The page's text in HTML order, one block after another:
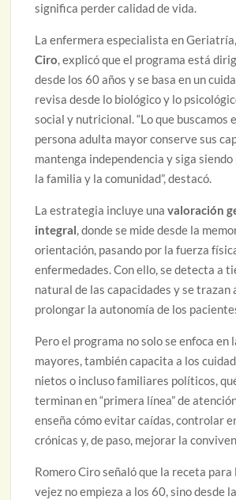
significa perder calidad de vida.
La enfermera especialista en
Ciro, explicó que el programa está
desde los 60 años y se basa en un
revisa desde lo biológico y lo
social y nutricional. “Lo que buscamos
persona adulta mayor conserve sus
mantenga independencia y siga
la familia y la comunidad”, destacó.
La estrategia incluye unavaloración
integral, donde se mide desde la
orientación, pasando por la fuerza
enfermedades. Con ello, se detecta a
natural de las capacidades y se trazan
prolongar la autonomía de los
Pero el programa no solo se enfoca en
mayores, también capacita a los
nietos o incluso familiares políticos,
terminan en “primera línea” de
enseña cómo evitar caídas, controlar
crónicas y, de paso, mejorar la
Romero Ciro señaló que la receta
vejez no empieza a los 60, sino desde